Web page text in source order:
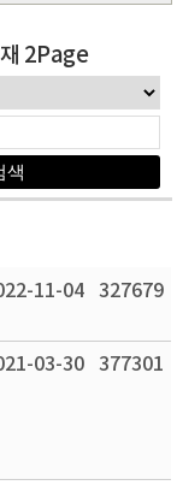
2Page
11-04 327679
03-30 377301